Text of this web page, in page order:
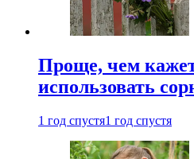
Проще, чем
использовать
1 год спустя1 год спустя